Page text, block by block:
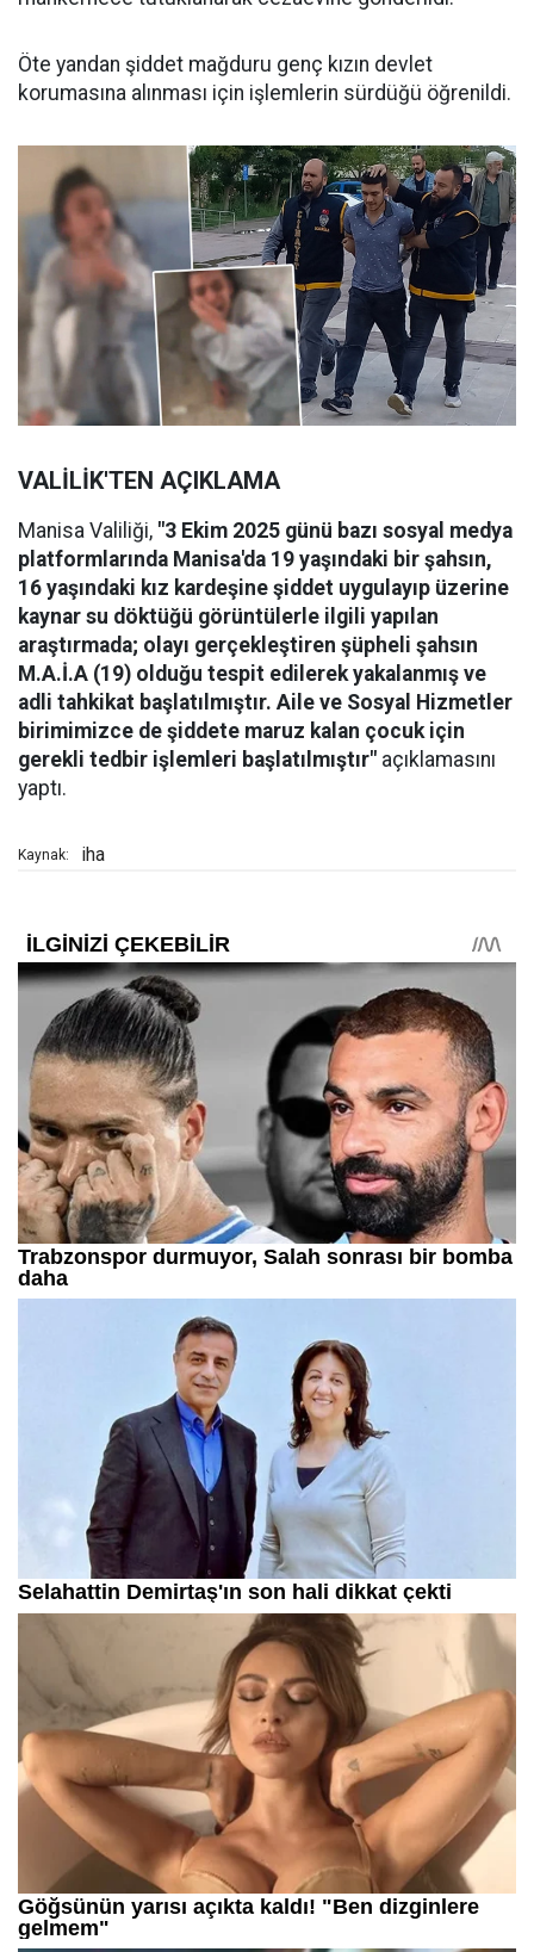
Öte yandan şiddet mağduru genç kızın devlet
korumasına alınması için işlemlerin sürdüğü öğrenildi.
VALİLİK'TEN AÇIKLAMA
Manisa Valiliği, "3 Ekim 2025 günü bazı sosyal medya
platformlarında Manisa'da 19 yaşındaki bir şahsın,
16 yaşındaki kız kardeşine şiddet uygulayıp üzerine
kaynar su döktüğü görüntülerle ilgili yapılan
araştırmada; olayı gerçekleştiren şüpheli şahsın
M.A.İ.A (19) olduğu tespit edilerek yakalanmış ve
adli tahkikat başlatılmıştır. Aile ve Sosyal Hizmetler
birimimizce de şiddete maruz kalan çocuk için
gerekli tedbir işlemleri başlatılmıştır" açıklamasını
yaptı.
Kaynak: iha